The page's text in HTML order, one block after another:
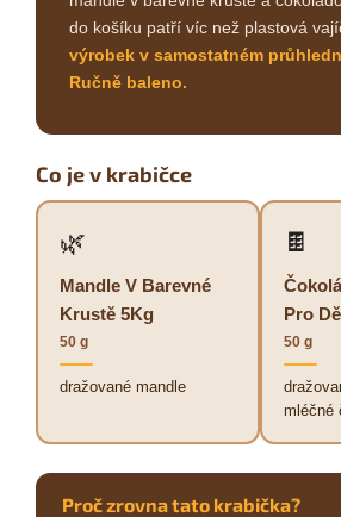
do košíku patří víc než plastová
výrobek v samostatném
Ručně baleno.
Co je v krabičce
🌿
Mandle V Barevné
Krustě 5Kg
50 g
dražované mandle
🍫
Pro
50 g
mléčné
Proč zrovna tato krabička?